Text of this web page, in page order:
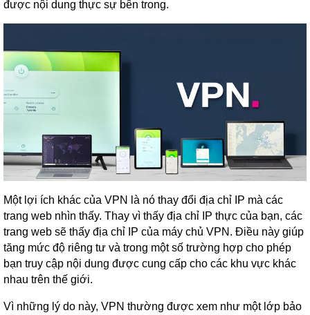
được nội dung thực sự bên trong.
Một lợi ích khác của VPN là nó thay đổi địa chỉ IP mà các
trang web nhìn thấy. Thay vì thấy địa chỉ IP thực của bạn, các
trang web sẽ thấy địa chỉ IP của máy chủ VPN. Điều này giúp
tăng mức độ riêng tư và trong một số trường hợp cho phép
bạn truy cập nội dung được cung cấp cho các khu vực khác
nhau trên thế giới.
Vì những lý do này, VPN thường được xem như một lớp bảo